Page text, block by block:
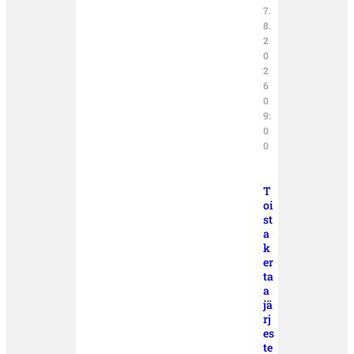
7.
8.
2
0
2
6
0
9:
0
0
T
oi
st
a
k
er
ta
a
jä
rj
es
te